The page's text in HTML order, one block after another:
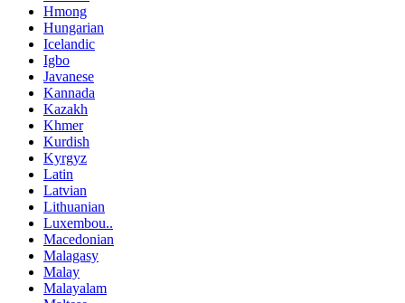
Hmong
Hungarian
Icelandic
Igbo
Javanese
Kannada
Kazakh
Khmer
Kurdish
Kyrgyz
Latin
Latvian
Lithuanian
Luxembou..
Macedonian
Malagasy
Malay
Malayalam